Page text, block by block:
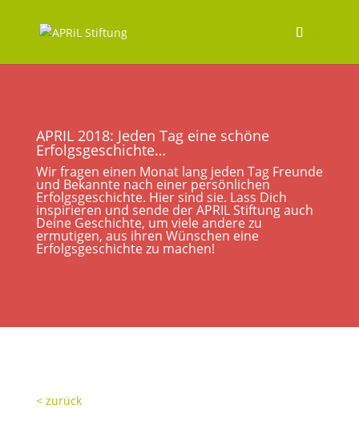
APRIL 2018: Jeden Tag eine schöne
Erfolgsgeschichte…
Wir fragen einen Monat lang jeden Tag Freunde
und Bekannte nach einer persönlichen
Erfolgsgeschichte. Hier sind sie. Lass Dich
inspirieren und sende der APRIL Stiftung auch
Deine Geschichte, um viele andere zu
ermutigen, aus ihren Wünschen eine
Erfolgsgeschichte zu machen!
< zurück